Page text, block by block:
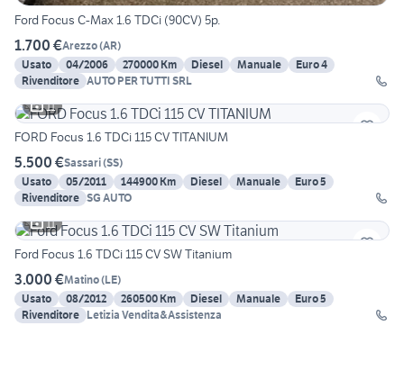
Ford Focus C-Max 1.6 TDCi (90CV) 5p.
1.700 €Arezzo(AR)
Usato
04/2006 270000 Km Diesel Manuale
Euro 4
Rivenditore AUTO PER TUTTI SRL
11
FORD Focus 1.6 TDCi 115 CV TITANIUM
5.500 €Sassari(SS)
Usato
05/2011 144900 Km Diesel Manuale
Euro 5
Rivenditore SG AUTO
11
Ford Focus 1.6 TDCi 115 CV SW Titanium
3.000 €Matino(LE)
Usato
08/2012 260500 Km Diesel Manuale
Euro 5
Rivenditore Letizia Vendita&Assistenza